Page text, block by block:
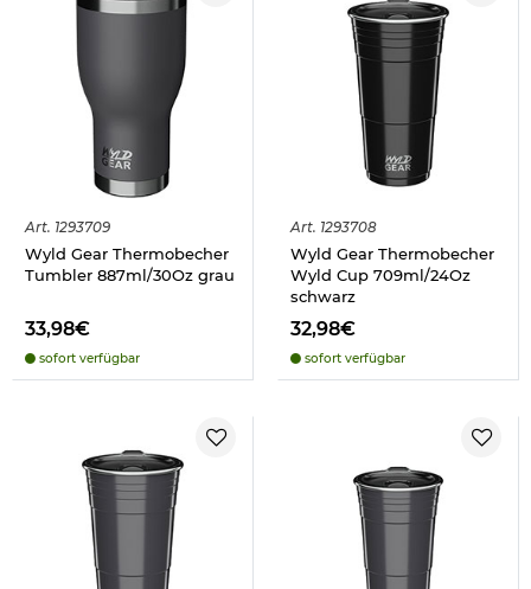
Art. 1293709
Wyld Gear Thermobecher
Tumbler 887ml/30Oz grau
33,98€
sofort verfügbar
Art. 1293708
Wyld Gear Thermobecher
Wyld Cup 709ml/24Oz
schwarz
32,98€
sofort verfügbar